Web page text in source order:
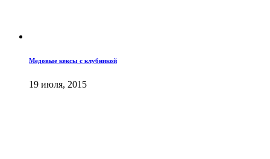
Медовые кексы с клубникой
19 июля, 2015